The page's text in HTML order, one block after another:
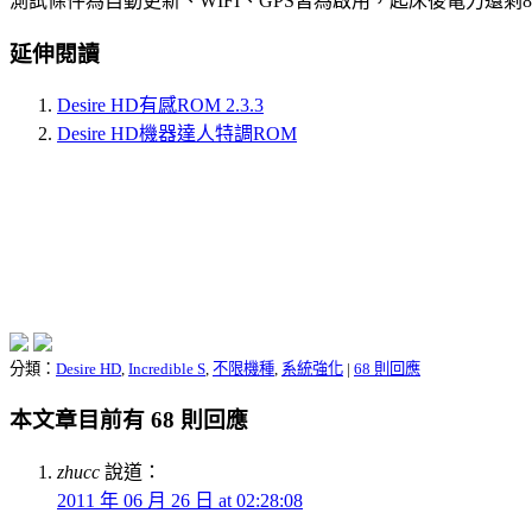
延伸閱讀
Desire HD有感ROM 2.3.3
Desire HD機器達人特調ROM
分類： Desire HD, Incredible S, 不限機種, 系統強化 | 68 則回應
本文章目前有 68 則回應
zhucc 說道：
2011 年 06 月 26 日 at 02:28:08